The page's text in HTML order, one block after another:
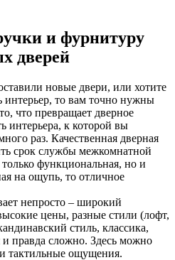
и фурнитуру
дверей
новые двери, или хотите
интерьер, то вам точно нужны
что превращает дверное
интерьера, к которой вы
раз. Качественная дверная
срок службы межкомнатной
функциональная, но и
на ощупь, то отличное
непросто – широкий
цены, разные стили (лофт,
стиль, классика,
и правда сложно. Здесь можно
и тактильные ощущения.